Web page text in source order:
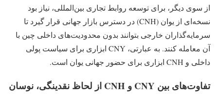
از سوی دیگر، برای توسعه روابط تجاری بین‌المللی، نیاز بود
نسخه‌ای از یوان (CNH) در دسترس بازار جهانی قرار گیرد تا
سرمایه‌گذاران خارجی بتوانند بدون محدودیت‌های داخلی چین با
آن معامله کنند. به‌ عبارتی، CNY ابزاری برای سیاست پولی
داخلی و CNH ابزاری برای حضور جهانی یوان است.
تفاوت‌های بین CNY و CNH از لحاظ نقدینگی، نوسان